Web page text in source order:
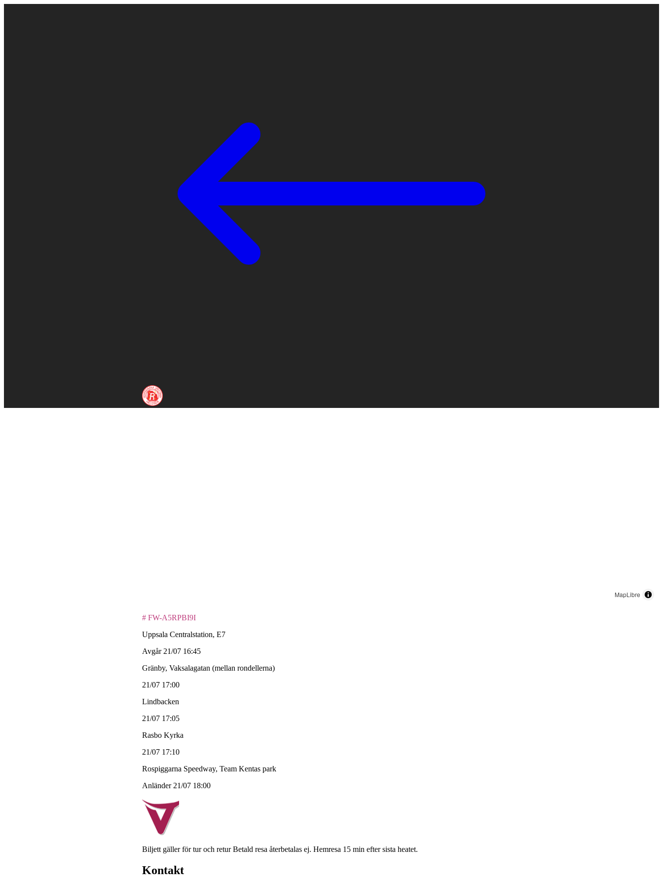
MapLibre
# FW-A5RPBI9I
Uppsala Centralstation, E7
Avgår 21/07 16:45
Gränby, Vaksalagatan (mellan rondellerna)
21/07 17:00
Lindbacken
21/07 17:05
Rasbo Kyrka
21/07 17:10
Rospiggarna Speedway, Team Kentas park
Anländer 21/07 18:00
Biljett gäller för tur och retur Betald resa återbetalas ej. Hemresa 15 min efter sista heatet.
Kontakt